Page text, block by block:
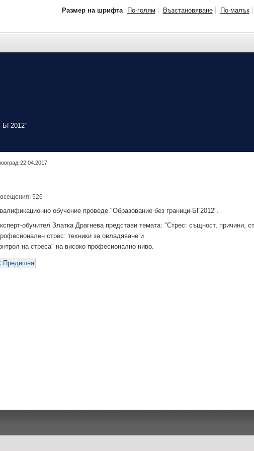
БГ2012“
Размер на шрифта По-голям Възстановяване По-малък
22.04.2017
526
обучение проведе "Образование без граници-БГ2012".
обучител Златка Драгнева представи темата: "Стрес: същност, причини,
стрес: техники за овладяване и
на стреса" на високо професионално ниво.
Предишна